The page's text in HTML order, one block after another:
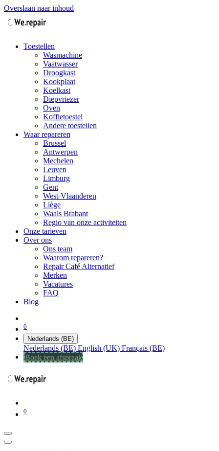
Overslaan naar inhoud
Toestellen
Wasmachine
Vaatwasser
Droogkast
Kookplaat
Koelkast
Diepvriezer
Oven
Koffietoestel
Andere toestellen
Waar repareren
Brussel
Antwerpen
Mechelen
Leuven
Limburg
Gent
West-Vlaanderen
Liège
Waals Brabant
Regio van onze activiteiten
Onze tarieven
Over ons
Ons team
Waarom repareren?
Repair Café Alternatief
Merken
Vacatures
FAQ
Blog
0
Nederlands (BE)
Nederlands (BE) English (UK) Français (BE)
Boek een afspraak
0